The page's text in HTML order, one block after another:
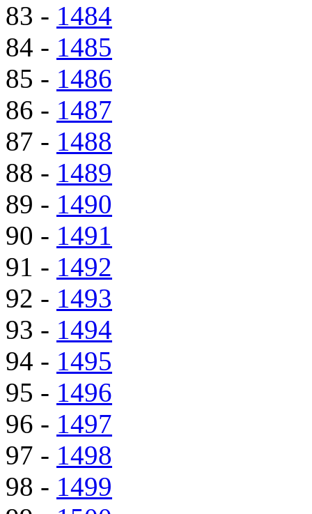
83 - 1484
84 - 1485
85 - 1486
86 - 1487
87 - 1488
88 - 1489
89 - 1490
90 - 1491
91 - 1492
92 - 1493
93 - 1494
94 - 1495
95 - 1496
96 - 1497
97 - 1498
98 - 1499